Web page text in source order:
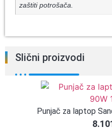
zaštiti potrošača.
Slični proizvodi
Punjač za laptop